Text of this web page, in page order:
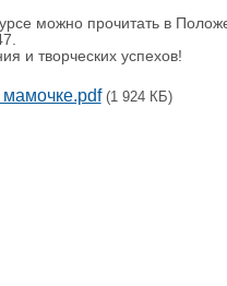
можно прочитать в
и творческих успехов!
(1 924 КБ)